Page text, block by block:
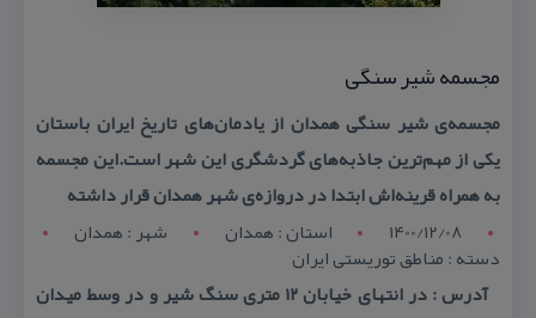
مجسمه شیر سنگی
مجسمه‌ی شیر سنگی همدان ‌از یادمان‌های تاریخ ایران باستان
یكی از مهم‌ترین ‌جاذبه‌های گردشگری این شهر است.‌این مجسمه
به‌ همراه قرینه‌اش ابتدا در دروازه‌ی شهر همدان قرار داشته
1400/12/08
استان : همدان شهر : همدان
دسته : مناطق توریستی ایران
آدرس : در انتهای خیابان ۱۲ متری سنگ شیر و در وسط میدان